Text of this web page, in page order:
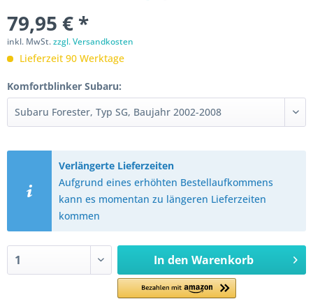
79,95 € *
inkl. MwSt.zzgl. Versandkosten
Lieferzeit 90 Werktage
Komfortblinker Subaru:
Verlängerte Lieferzeiten
Aufgrund eines erhöhten Bestellaufkommens
kann es momentan zu längeren Lieferzeiten
kommen
In den Warenkorb